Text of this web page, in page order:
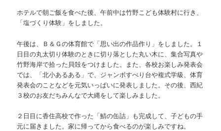
ホテルで朝ご飯を食べた後、午前中は竹野こども体験村に行き、
「塩づくり体験」をしました。
午後は、Ｂ＆Ｇの体育館で「思い出の作品作り」をしました。１
日目の丸太切り体験のときに切り落とした丸い木に、集合写真や
竹野海岸で拾った貝殻をつけました。また、各校お楽しみ発表会
では、「北小あるある」で、ジャンボすべり台や複式学級、体育
発表会のことなどを元気いっぱいに発表しました。その後、西紀
３校のお友だちみんなで大縄をして楽しみました。
２日目に香住高校で作った「鯖の缶詰」も完成して、子どもの手
元に届きました。家に帰ってから食べるのが楽しみですね。